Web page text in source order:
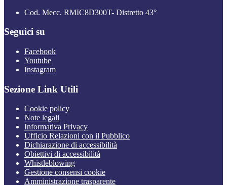
Cod. Mecc. RMIC8D300T- Distretto 43°
Seguici su
Facebook
Youtube
Instagram
Sezione Link Utili
Cookie policy
Note legali
Informativa Privacy
Ufficio Relazioni con il Pubblico
Dichiarazione di accessibilità
Obiettivi di accessibilità
Whistleblowing
Gestione consensi cookie
Amministrazione trasparente